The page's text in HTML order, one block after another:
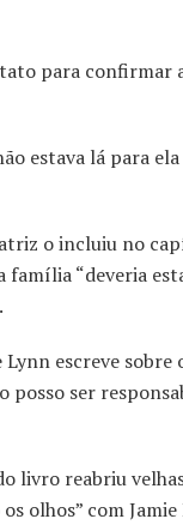
para confirmar
estava lá para
o incluiu no
família “deveria
escreve
posso ser
livro reabriu
olhos” com